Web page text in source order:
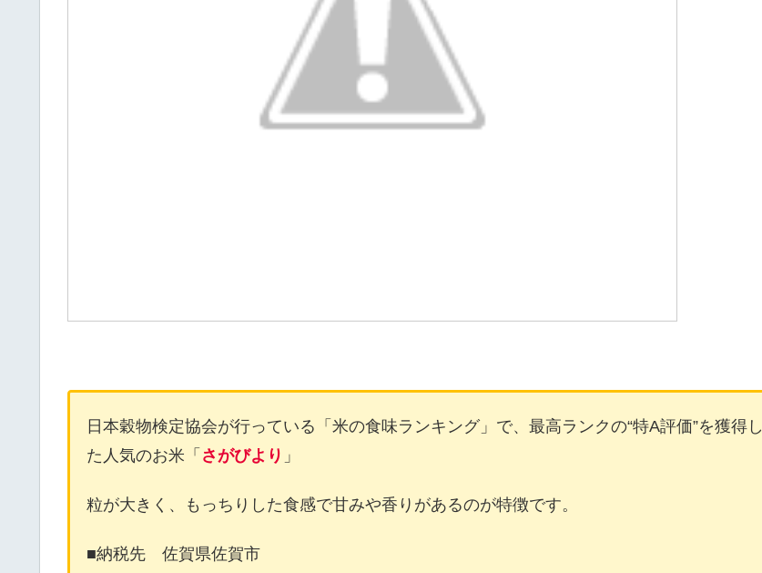
日本穀物検定協会が行っている「米の食味ランキング」で、最高ランクの“特A評価”を獲得し
た人気のお米「 さがびより 」
粒が大きく、もっちりした食感で甘みや香りがあるのが特徴です。
■納税先 佐賀県佐賀市